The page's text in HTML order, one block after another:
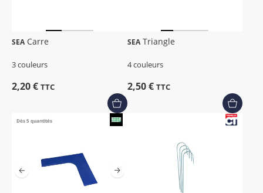
SEA Carre
3 couleurs
2,20 € TTC
SEA Triangle
4 couleurs
2,50 € TTC
Dès 5 quantités